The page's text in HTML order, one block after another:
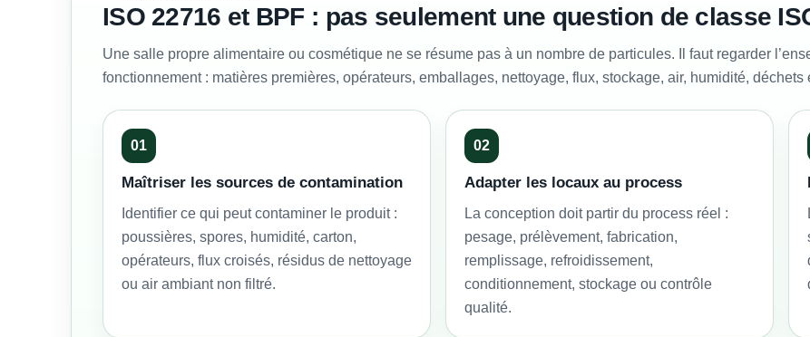
ISO 22716 et BPF : pas seulement une question de classe
Une salle propre alimentaire ou cosmétique ne se résume pas à un nombre de particules. Il faut regarder
fonctionnement : matières premières, opérateurs, emballages, nettoyage, flux, stockage, air, humidité, déchets
01
Maîtriser les sources de contamination
Identifier ce qui peut contaminer le produit :
poussières, spores, humidité, carton,
opérateurs, flux croisés, résidus de nettoyage
ou air ambiant non filtré.
02
Adapter les locaux au process
La conception doit partir du process réel :
pesage, prélèvement, fabrication,
remplissage, refroidissement,
conditionnement, stockage ou contrôle
qualité.